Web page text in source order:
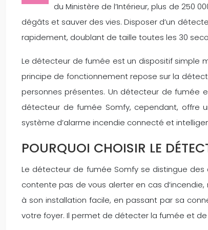
du Ministère de l’Intérieur, plus de 250
dégâts et sauver des vies. Disposer d’un
rapidement, doublant de taille toutes les 30
Le détecteur de fumée est un dispositif simple
principe de fonctionnement repose sur la
personnes présentes. Un détecteur de fumée
détecteur de fumée Somfy, cependant, offre
système d’alarme incendie connecté et
POURQUOI CHOISIR LE
Le détecteur de fumée Somfy se distingue
contente pas de vous alerter en cas
à son installation facile, en passant par sa
votre foyer. Il permet de détecter la fumée et